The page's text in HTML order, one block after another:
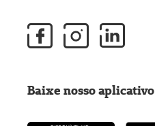
Baixe nosso aplicativo